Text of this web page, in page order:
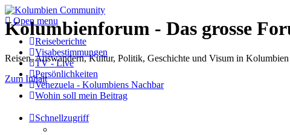
Kolumbienforum - Das grosse
Reisen, Auswandern, Kultur, Politik, Geschichte und Visum in
Zum Inhalt
Open menu
Reiseberichte
Visabestimmungen
TV - Live
Persönlichkeiten
Venezuela - Kolumbiens Nachbar
Wohin soll mein Beitrag
Schnellzugriff